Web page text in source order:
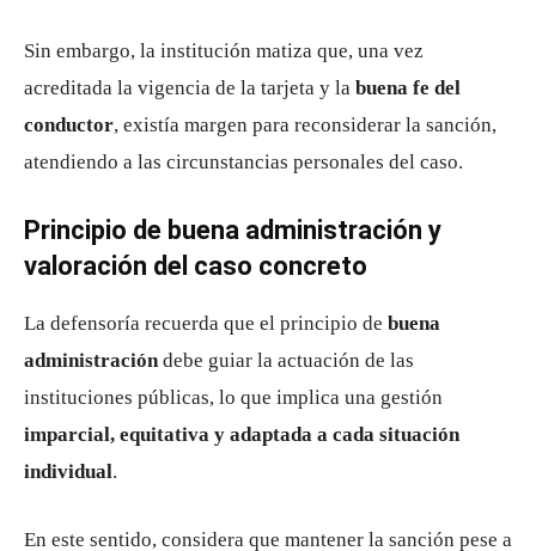
Sin embargo, la institución matiza que, una vez
acreditada la vigencia de la tarjeta y la buena fe del
conductor, existía margen para reconsiderar la sanción,
atendiendo a las circunstancias personales del caso.
Principio de buena administración y
valoración del caso concreto
La defensoría recuerda que el principio de buena
administracióndebe guiar la actuación de las
instituciones públicas, lo que implica una gestión
imparcial, equitativa y adaptada a cada situación
individual.
En este sentido, considera que mantener la sanción pese a